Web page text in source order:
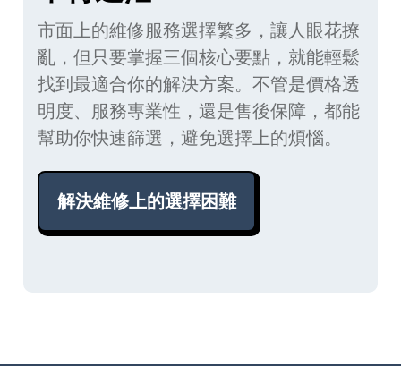
市面上的維修服務選擇繁多，讓人眼花撩
亂，但只要掌握三個核心要點，就能輕鬆
找到最適合你的解決方案。不管是價格透
明度、服務專業性，還是售後保障，都能
幫助你快速篩選，避免選擇上的煩惱。
解決維修上的選擇困難